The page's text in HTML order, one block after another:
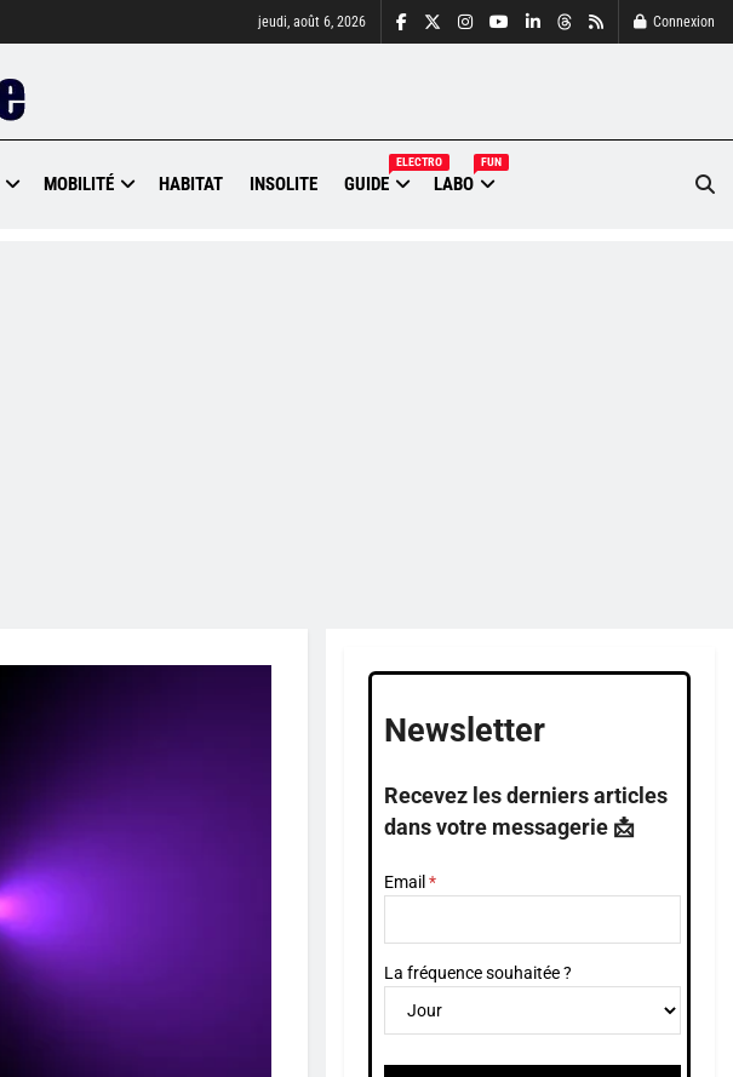
jeudi, août 6, 2026 Connexion
MOBILITÉ HABITAT INSOLITE GUIDE
ELECTRO
LABO
FUN
Newsletter
Recevez les derniers articles
dans votre messagerie 📩
Email
La fréquence souhaitée ?